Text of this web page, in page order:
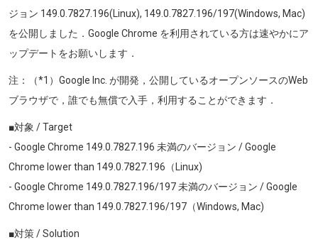
ジョン 149.0.7827.196(Linux), 149.0.7827.196/197(Windows, Mac)
を公開しました．Google Chrome を利用されている方は速やかにア
ップデートをお願いします．
注：（*1）Google Inc. が開発，公開しているオープンソースのWeb
ブラウザで，誰でも無償で入手，利用することができます．
■対象 / Target
- Google Chrome 149.0.7827.196 未満のバージョン / Google
Chrome lower than 149.0.7827.196 （Linux)
- Google Chrome 149.0.7827.196/197未満のバージョン / Google
Chrome lower than 149.0.7827.196/197 （Windows, Mac)
■対策 / Solution